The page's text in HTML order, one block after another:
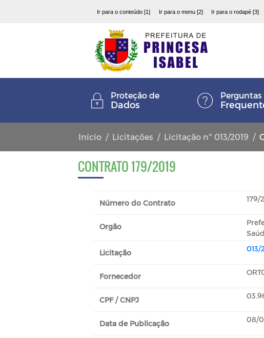
Ir para o conteúdo [1] Ir para o menu [2] Ir para o rodapé [3]
Proteção de
Dados
Perguntas
Início Licitações Licitação nº 013/2019
CONTRATO 179/2019
Número do Contrato 179/
Orgão
Licitação 013/
Fornecedor
CPF / CNPJ
Data de Publicação 08/